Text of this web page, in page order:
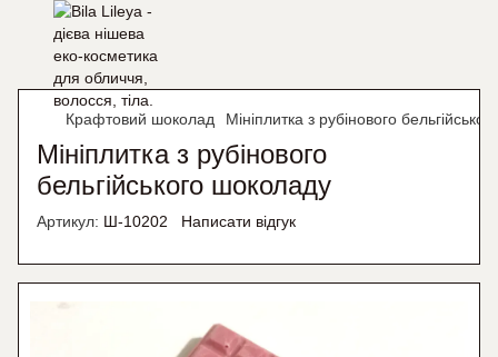
Крафтовий шоколад Мініплитка з рубінового
Мініплитка з рубінового
бельгійського шоколаду
Артикул: Ш-10202 Написати відгук